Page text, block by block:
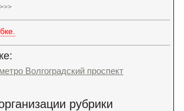
Волгоградский проспект
рубрики